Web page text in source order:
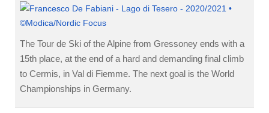
The Tour de Ski of the Alpine from Gressoney ends with a
15th place, at the end of a hard and demanding final climb
to Cermis, in Val di Fiemme. The next goal is the World
Championships in Germany.